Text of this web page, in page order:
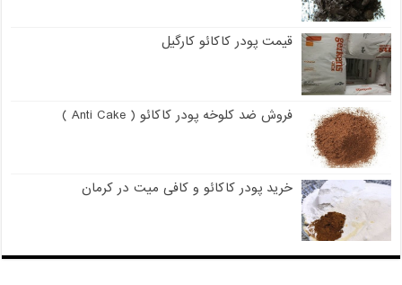
قیمت پودر کاکائو کارگیل
فروش ضد کلوخه پودر کاکائو ( Anti Cake )
خرید پودر کاکائو و کافی میت در کرمان